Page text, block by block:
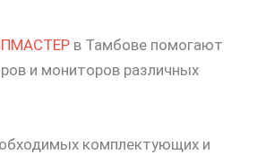
в Тамбове помогают
и мониторов различных
комплектующих и